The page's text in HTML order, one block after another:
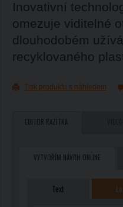
Inovativní
omezuje viditelné
dlouhodobém
recyklovaného
Tisk produktu s náhledem
EDITOR RAZÍTKA
VYTVOŘÍM NÁVRH ONLINE
Text